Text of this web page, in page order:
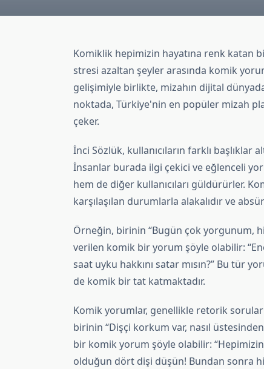
Komiklik hepimizin hayatına renk katan
stresi azaltan şeyler arasında komik
gelişimiyle birlikte, mizahın dijital
noktada, Türkiye'nin en popüler mizah
çeker.
İnci Sözlük, kullanıcıların farklı
İnsanlar burada ilgi çekici ve eğlenceli
hem de diğer kullanıcıları güldürürler.
karşılaşılan durumlarla alakalıdır ve
Örneğin, birinin “Bugün çok yorgunum,
verilen komik bir yorum şöyle olabilir:
saat uyku hakkını satar mısın?” Bu tür
de komik bir tat katmaktadır.
Komik yorumlar, genellikle retorik
birinin “Dişçi korkum var, nasıl
bir komik yorum şöyle olabilir:
olduğun dört dişi düşün! Bundan sonra